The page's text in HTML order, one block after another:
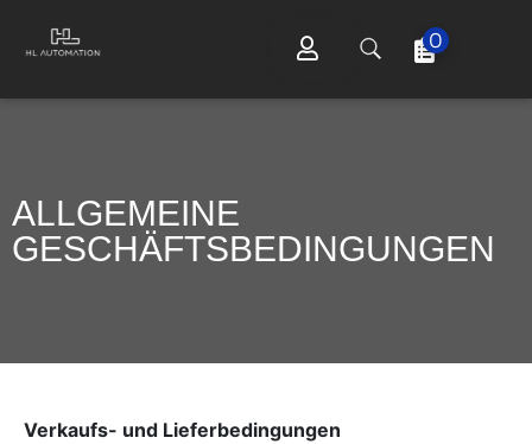
0
ALLGEMEINE
GESCHÄFTSBEDINGUNGEN
Verkaufs- und Lieferbedingungen